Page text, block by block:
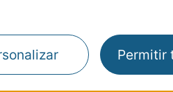
Permitir